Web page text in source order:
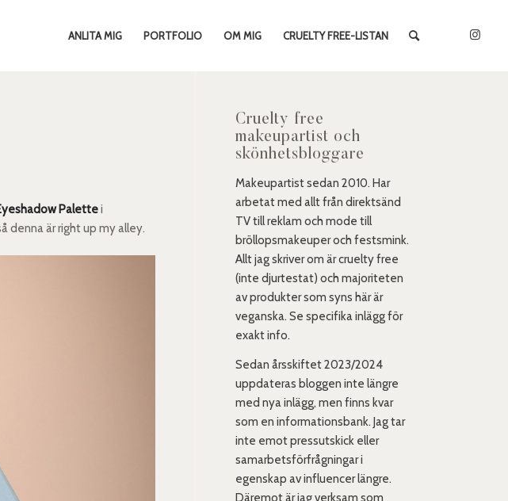
ANLITA MIG PORTFOLIO OM MIG CRUELTY FREE-LISTAN
Palettei
denna är right up my alley.
Cruelty free
makeupartist och
skönhetsbloggare
Makeupartist sedan 2010. Har
arbetat med allt från direktsänd
TV till reklam och mode till
bröllopsmakeuper och festsmink.
Allt jag skriver om är cruelty free
(inte djurtestat) och majoriteten
av produkter som syns här är
veganska. Se specifika inlägg för
exakt info.
Sedan årsskiftet 2023/2024
uppdateras bloggen inte längre
med nya inlägg, men finns kvar
som en informationsbank. Jag tar
inte emot pressutskick eller
samarbetsförfrågningar i
egenskap av influencer längre.
Däremot är jag verksam som